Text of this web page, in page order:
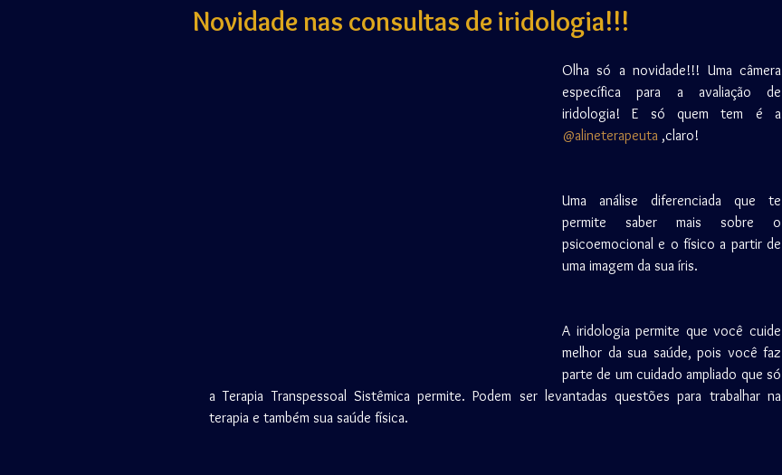
Novidade nas consultas de iridologia!!!
Olha só a novidade!!! Uma câmera
específica para a avaliação de
@alineterapeuta ,claro!
Uma análise diferenciada que te
permite saber mais sobre o
psicoemocional e o físico a partir de
uma imagem da sua íris.
A iridologia permite que você cuide
melhor da sua saúde, pois você faz
parte de um cuidado ampliado que só
a Terapia Transpessoal Sistêmica permite. Podem ser levantadas questões para trabalhar na
terapia e também sua saúde física.